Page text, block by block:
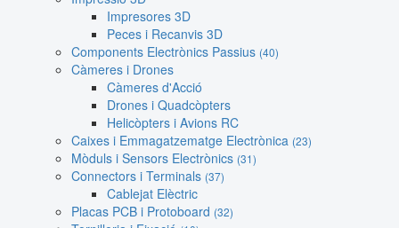
Impresores 3D
Peces i Recanvis 3D
Components Electrònics Passius (40)
Càmeres i Drones
Càmeres d'Acció
Drones i Quadcòpters
Helicòpters i Avions RC
Caixes i Emmagatzematge Electrònica (23)
Mòduls i Sensors Electrònics (31)
Connectors i Terminals (37)
Cablejat Elèctric
Placas PCB i Protoboard (32)